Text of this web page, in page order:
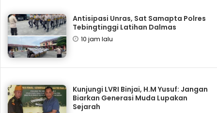
Antisipasi Unras, Sat Samapta Polres
Tebingtinggi Latihan Dalmas
10 jam lalu
Kunjungi LVRI Binjai, H.M Yusuf: Jangan
Biarkan Generasi Muda Lupakan
Sejarah